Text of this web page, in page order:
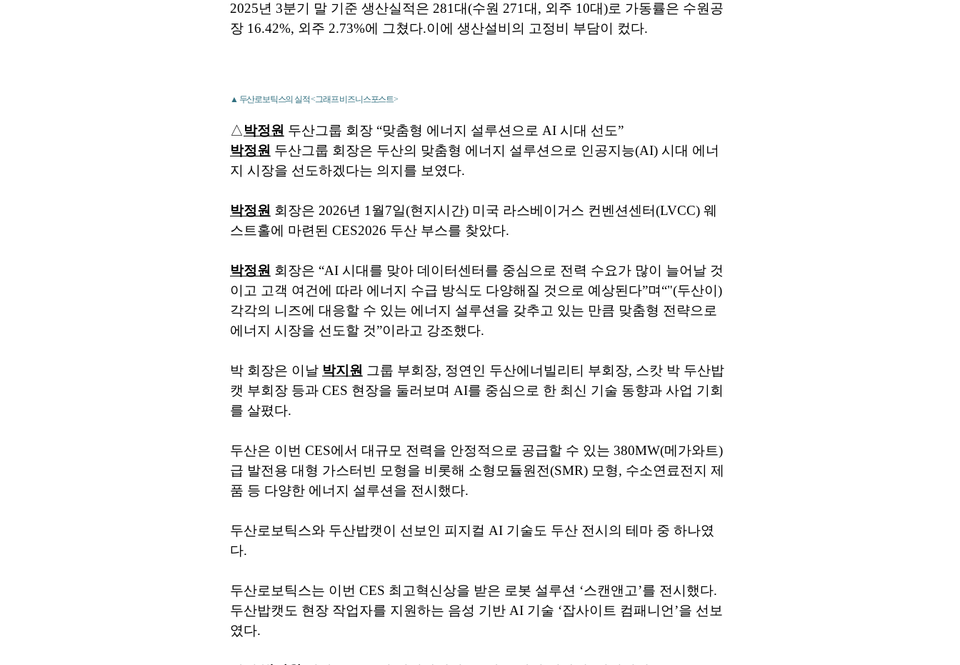
2025년 3분기 말 기준 생산실적은 281대(수원 271대, 외주 10대)로 가동률은 수원공
장 16.42%, 외주 2.73%에 그쳤다.이에 생산설비의 고정비 부담이 컸다.
▲ 두산로보틱스의 실적 <그래프 비즈니스포스트>
△ 박정원 두산그룹 회장 “맞춤형 에너지 설루션으로 AI 시대 선도”
박정원 두산그룹 회장은 두산의 맞춤형 에너지 설루션으로 인공지능(AI) 시대 에너
지 시장을 선도하겠다는 의지를 보였다.
박정원 회장은 2026년 1월7일(현지시간) 미국 라스베이거스 컨벤션센터(LVCC) 웨
스트홀에 마련된 CES2026 두산 부스를 찾았다.
박정원 회장은 “AI 시대를 맞아 데이터센터를 중심으로 전력 수요가 많이 늘어날 것
이고 고객 여건에 따라 에너지 수급 방식도 다양해질 것으로 예상된다”며“"(두산이)
각각의 니즈에 대응할 수 있는 에너지 설루션을 갖추고 있는 만큼 맞춤형 전략으로
에너지 시장을 선도할 것”이라고 강조했다.
박 회장은 이날 박지원 그룹 부회장, 정연인 두산에너빌리티 부회장, 스캇 박 두산밥
캣 부회장 등과 CES 현장을 둘러보며 AI를 중심으로 한 최신 기술 동향과 사업 기회
를 살폈다.
두산은 이번 CES에서 대규모 전력을 안정적으로 공급할 수 있는 380MW(메가와트)
급 발전용 대형 가스터빈 모형을 비롯해 소형모듈원전(SMR) 모형, 수소연료전지 제
품 등 다양한 에너지 설루션을 전시했다.
두산로보틱스와 두산밥캣이 선보인 피지컬 AI 기술도 두산 전시의 테마 중 하나였
다.
두산로보틱스는 이번 CES 최고혁신상을 받은 로봇 설루션 ‘스캔앤고’를 전시했다.
두산밥캣도 현장 작업자를 지원하는 음성 기반 AI 기술 ‘잡사이트 컴패니언’을 선보
였다.